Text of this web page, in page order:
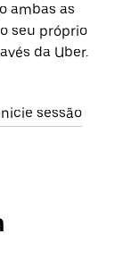
ambas as
seu próprio
da Uber.
sessão